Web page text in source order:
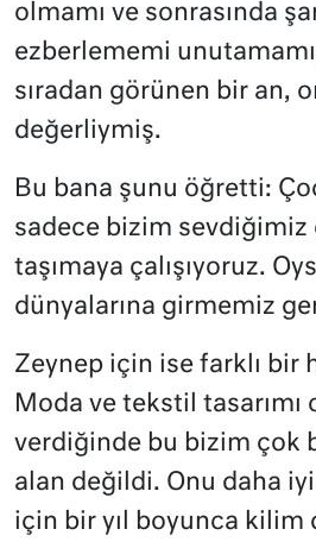
olmamı ve sonrasında
ezberlememi
sıradan görünen bir an,
değerliymiş.
Bu bana şunu öğretti:
sadece bizim sevdiğimiz
taşımaya çalışıyoruz.
dünyalarına girmemiz
Zeynep için ise farklı bir
Moda ve tekstil tasarımı
verdiğinde bu bizim çok
alan değildi. Onu daha
için bir yıl boyunca kilim